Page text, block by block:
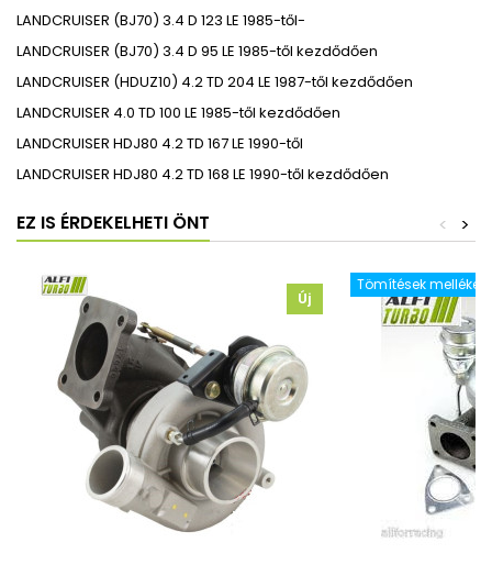
LANDCRUISER (BJ70) 3.4 D 123 LE 1985-től-
LANDCRUISER (BJ70) 3.4 D 95 LE 1985-től kezdődően
LANDCRUISER (HDUZ10) 4.2 TD 204 LE 1987-től kezdődően
LANDCRUISER 4.0 TD 100 LE 1985-től kezdődően
LANDCRUISER HDJ80 4.2 TD 167 LE 1990-től
LANDCRUISER HDJ80 4.2 TD 168 LE 1990-től kezdődően
EZ IS ÉRDEKELHETI ÖNT >
<
Új
Tömítések